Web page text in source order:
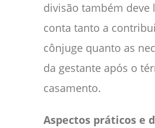
divisão também deve
conta tanto a
cônjuge quanto as
da gestante após o
casamento.
Aspectos práticos e